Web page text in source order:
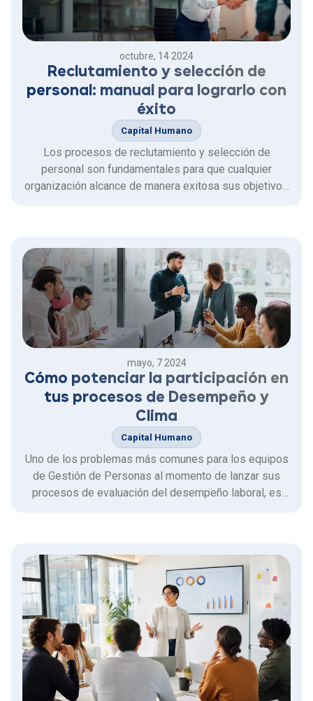
octubre, 14 2024
Reclutamiento y selección de
personal: manual para lograrlo con
éxito
Capital Humano
Los procesos de reclutamiento y selección de
personal son fundamentales para que cualquier
organización alcance de manera exitosa sus objetivos
mayo, 7 2024
Cómo potenciar la participación en
tus procesos de Desempeño y
Clima
Capital Humano
Uno de los problemas más comunes para los equipos
de Gestión de Personas al momento de lanzar sus
procesos de evaluación del desempeño laboral, es
clima …